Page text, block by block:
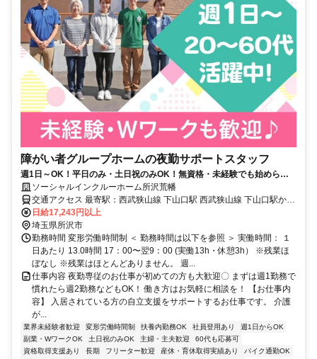
障がい者グループホームの夜勤サポートスタッフ
週1日～OK！平日のみ・土日祝のみOK！無資格・未経験でも始められ
ます。目の前の人に喜んでいただくことに、一生懸命になれる仕事で
す。
ソーシャルインクルーホーム所沢荒幡
交通アクセス 最寄駅：西武狭山線 下山口駅 西武狭山線 下山口駅から
徒歩14分
日給17,243円以上
埼玉県所沢市
勤務時間 変形労働時間制 ＜ 勤務時間は以下を参照 ＞ 実働時間： １
日あたり 13.0時間 17：00〜翌9：00 (実働13h・休憩3h） ※残業ほ
ぼなし ※残業はほとんどありません。 週...
仕事内容 夜勤専従のお仕事が初めての方も大歓迎〇 まずは週1勤務で
慣れたら週2勤務などもOK！ 働き方はお気軽に相談を！ 【お仕事内
容】 入居されている方の自立支援をサポートするお仕事です。 介護
が...
業界未経験者歓迎 変形労働時間制 扶養内勤務OK 社員登用あり
週1日からOK
副業・WワークOK
土日祝のみOK 主婦・主夫歓迎
60代も応募可
資格取得支援あり
長期 フリーター歓迎 産休・育休取得実績あり
バイク通勤OK